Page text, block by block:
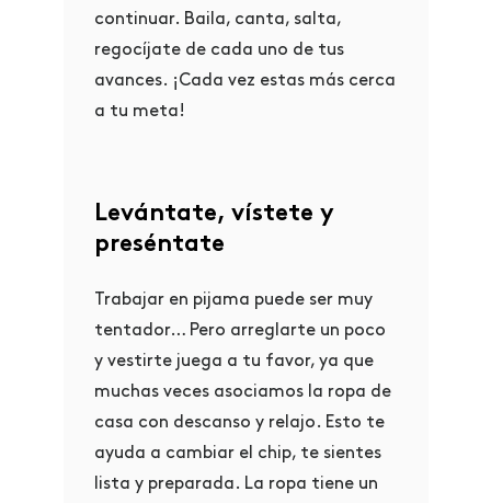
continuar. Baila, canta, salta,
regocíjate de cada uno de tus
avances. ¡Cada vez estas más cerca
a tu meta!
Levántate, vístete y
preséntate
Trabajar en pijama puede ser muy
tentador… Pero arreglarte un poco
y vestirte juega a tu favor, ya que
muchas veces asociamos la ropa de
casa con descanso y relajo. Esto te
ayuda a cambiar el chip, te sientes
lista y preparada. La ropa tiene un